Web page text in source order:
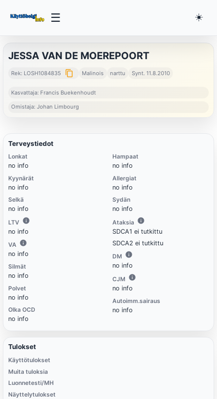
☰ ☀️
JESSA VAN DE MOEREPOORT
Rek: LOSH1084835 content_copy Malinois narttu Synt. 11.8.2010
Kasvattaja: Francis Buekenhoudt
Omistaja: Johan Limbourg
Terveystiedot
Lonkat
no info
Kyynärät
no info
Selkä
no info
LTV
no info
VA
no info
Silmät
no info
Polvet
no info
Olka OCD
no info
Hampaat
no info
Allergiat
no info
Sydän
no info
Ataksia
SDCA1 ei tutkittu
SDCA2 ei tutkittu
DM
no info
CJM
no info
Autoimm.sairaus
no info
Tulokset
Käyttötulokset
Muita tuloksia
Luonnetesti/MH
Näyttelytulokset